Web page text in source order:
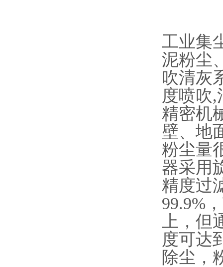
工业集
泥粉尘
吹清灰
度喷吹
精密机
壁、地
粉尘量
器采用
精度过
99.9%
上，
度可达
除尘，